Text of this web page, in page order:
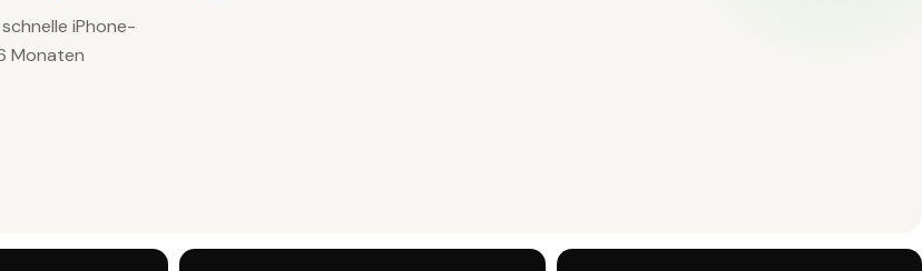
iPhone-
Monaten